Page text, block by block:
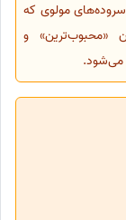
مولوی که
«محبوب‌ترین» و
می‌شود.